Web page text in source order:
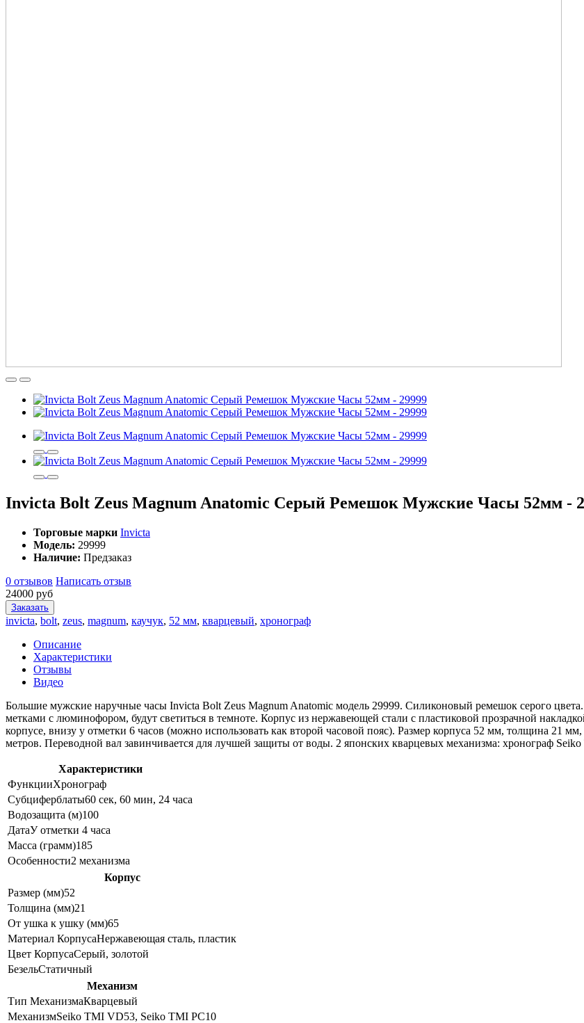
Invicta Bolt Zeus Magnum Anatomic Серый Ремешок Мужские Часы 52мм -
Торговые марки Invicta
Модель: 29999
Наличие: Предзаказ
0 отзывов Написать отзыв
24000 руб
Заказать
invicta, bolt, zeus, magnum, каучук, 52 мм, кварцевый, хронограф
Описание
Характеристики
Отзывы
Видео
Большие мужские наручные часы Invicta Bolt Zeus Magnum Anatomic модель 29999. Силиконовый ремешок серого
метками с люминофором, будут светиться в темноте. Корпус из нержавеющей стали с пластиковой прозрачной
корпусе, внизу у отметки 6 часов (можно использовать как второй часовой пояс). Размер корпуса 52 мм, толщина 21
метров. Переводной вал завинчивается для лучшей защиты от воды. 2 японских кварцевых механизма: хронограф
Характеристики
ФункцииХронограф
Субциферблаты60 сек, 60 мин, 24 часа
Водозащита (м)100
ДатаУ отметки 4 часа
Масса (грамм)185
Особенности2 механизма
Корпус
Размер (мм)52
Толщина (мм)21
От ушка к ушку (мм)65
Материал КорпусаНержавеющая сталь, пластик
Цвет КорпусаСерый, золотой
БезельСтатичный
Механизм
Тип МеханизмаКварцевый
МеханизмSeiko TMI VD53, Seiko TMI PC10